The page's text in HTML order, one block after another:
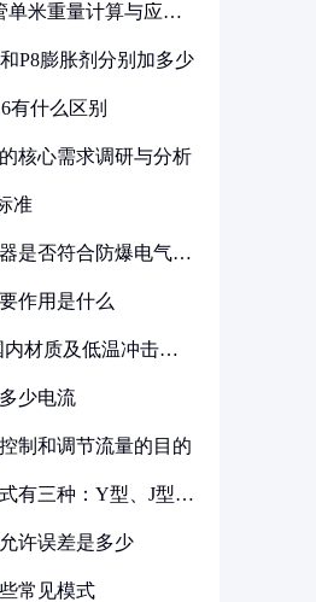
单米重量计算与应用
P8膨胀剂分别加多少
有什么区别
核心需求调研与分析
准
是否符合防爆电气设
作用是什么
内材质及低温冲击要
少电流
制和调节流量的目的
有三种：Y型、J型、
许误差是多少
常见模式